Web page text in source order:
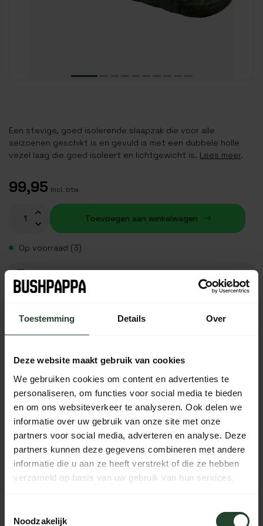
Toestemming Details Over
Deze website maakt gebruik van cookies
We gebruiken cookies om content en advertenties te
personaliseren, om functies voor social media te bieden
en om ons websiteverkeer te analyseren. Ook delen we
informatie over uw gebruik van onze site met onze
partners voor social media, adverteren en analyse. Deze
partners kunnen deze gegevens combineren met andere
informatie die u aan ze heeft verstrekt of die ze hebben
verzameld op basis van uw gebruik van hun services.
Noodzakelijk
Een stevige, goed isolerende slaapzak die voor alle
seizoenen geschikt is en gevuld is met een dubbele holle
vezel laag die goed isoleert en lichtgewicht is. Lees meer.
99,95 Incl. btw
Toevoegen aan winkelwagen
Op voorraad (3)
14 dagen bedenktijd met no-nonsens retourbeleid
Ma t/m Vr voor 17:00 besteld, dezelfde dag verzonden
telefoon of email
PRODUCTOMSCHRIJVING
SPECIFICATIES